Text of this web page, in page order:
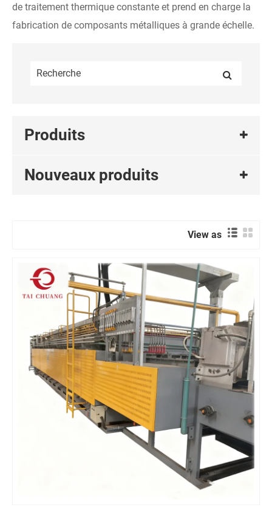
de traitement thermique constante et prend en charge la
fabrication de composants métalliques à grande échelle.
Produits
Nouveaux produits
View as